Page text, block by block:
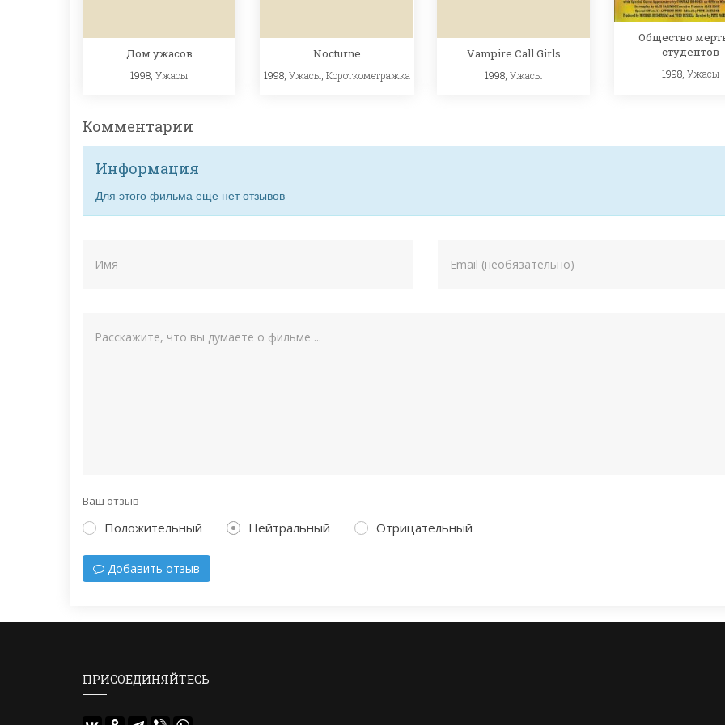
Дом ужасов
1998, Ужасы
Nocturne
1998, Ужасы, Короткометражка
Vampire Call Girls
1998, Ужасы
Общество
студентов
1998, Ужасы
Комментарии
Информация
Для этого фильма еще нет отзывов
Ваш отзыв
Положительный Нейтральный Отрицательный
Добавить отзыв
ПРИСОЕДИНЯЙТЕСЬ